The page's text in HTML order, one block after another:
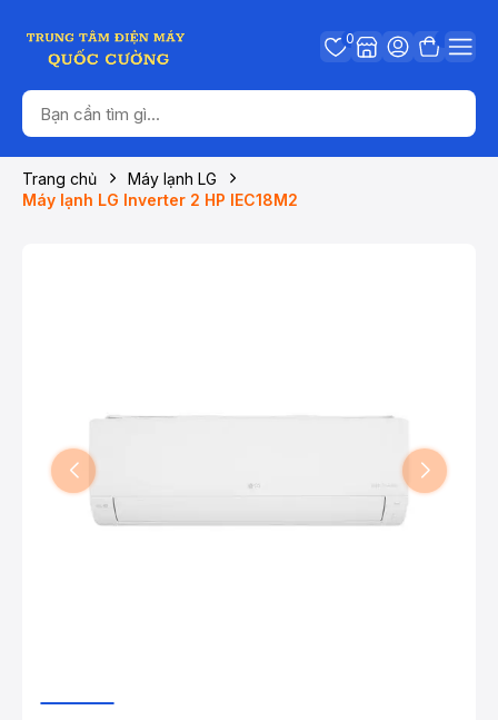
0
Trang chủ
Máy lạnh LG
Máy lạnh LG Inverter 2 HP IEC18M2